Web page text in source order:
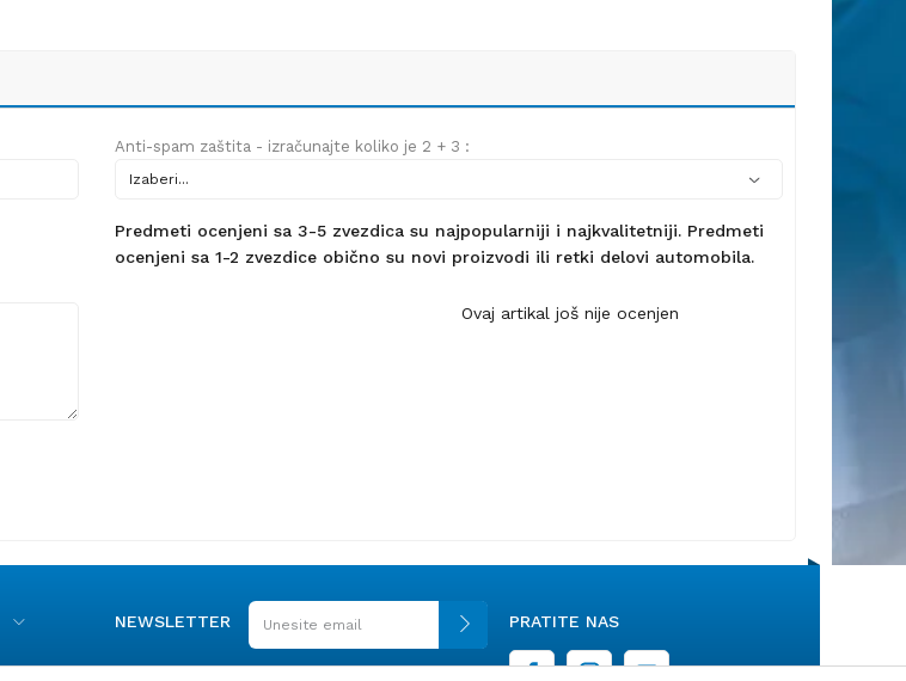
Anti-spam zaštita - izračunajte koliko je 2 + 3 :
Predmeti ocenjeni sa 3-5 zvezdica su najpopularniji i najkvalitetniji. Predmeti
ocenjeni sa 1-2 zvezdice obično su novi proizvodi ili retki delovi automobila.
Ovaj artikal još nije ocenjen
NEWSLETTER PRATITE NAS